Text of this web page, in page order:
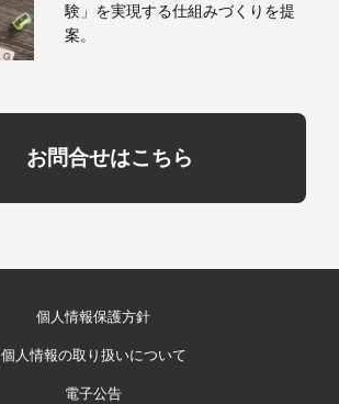
験」を実現する仕組みづくりを提
案。
お問合せはこちら
個人情報保護方針
個人情報の取り扱いについて
電子公告